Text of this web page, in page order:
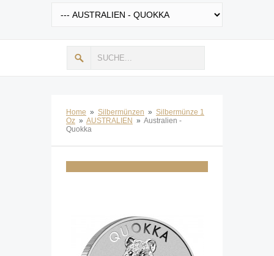
Home » Silbermünzen » Silbermünze 1
Oz » AUSTRALIEN » Australien -
Quokka